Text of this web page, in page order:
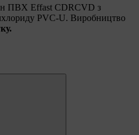
ПВХ Effast CDRCVD з
PVC-U. Виробництво